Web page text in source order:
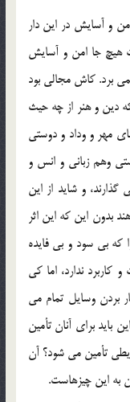
و آسایش در این دار
هیچ جا امن و آسایش
برد. کاش مجالی بود
دین و هنر از چه حیث
مهر و وداد و دوستی
وهم زبانی و انس و
و شاید از این
بدون این که این اثر
که بی سود و بی فایده
ندارد، اما کی
بردن وسایل تمام می
باید برای آنان تأمین
تأمین می شود؟ آن
به این چیزهاست.